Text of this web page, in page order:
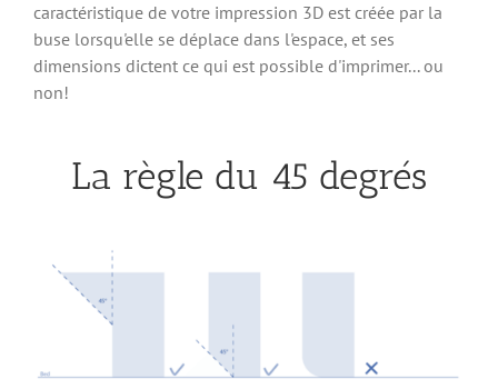
caractéristique de votre impression 3D est créée par la
buse lorsqu'elle se déplace dans l'espace, et ses
dimensions dictent ce qui est possible d'imprimer... ou
non!
La règle du 45 degrés